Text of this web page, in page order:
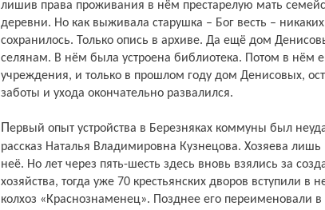
лишив права проживания в нём престарелую мать
деревни. Но как выживала старушка – Бог весть –
сохранилось. Только опись в архиве. Да ещё дом
селянам. В нём была устроена библиотека. Потом в нём
учреждения, и только в прошлом году дом Денисовых,
заботы и ухода окончательно развалился.
Первый опыт устройства в Березняках коммуны был неудачным, продолжает свой
рассказ Наталья Владимировна Кузнецова. Хозяева
неё. Но лет через пять-шесть здесь вновь взялись за
хозяйства, тогда уже 70 крестьянских дворов вступили в
колхоз «Краснознаменец». Позднее его переименовали